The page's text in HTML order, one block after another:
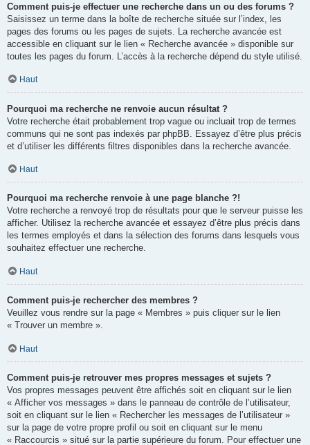
Comment puis-je effectuer une recherche dans un ou des forums ?
Saisissez un terme dans la boîte de recherche située sur l’index, les
pages des forums ou les pages de sujets. La recherche avancée est
accessible en cliquant sur le lien « Recherche avancée » disponible sur
toutes les pages du forum. L’accès à la recherche dépend du style utilisé.
Haut
Pourquoi ma recherche ne renvoie aucun résultat ?
Votre recherche était probablement trop vague ou incluait trop de termes
communs qui ne sont pas indexés par phpBB. Essayez d’être plus précis
et d’utiliser les différents filtres disponibles dans la recherche avancée.
Haut
Pourquoi ma recherche renvoie à une page blanche ?!
Votre recherche a renvoyé trop de résultats pour que le serveur puisse les
afficher. Utilisez la recherche avancée et essayez d’être plus précis dans
les termes employés et dans la sélection des forums dans lesquels vous
souhaitez effectuer une recherche.
Haut
Comment puis-je rechercher des membres ?
Veuillez vous rendre sur la page « Membres » puis cliquer sur le lien
« Trouver un membre ».
Haut
Comment puis-je retrouver mes propres messages et sujets ?
Vos propres messages peuvent être affichés soit en cliquant sur le lien
« Afficher vos messages » dans le panneau de contrôle de l’utilisateur,
soit en cliquant sur le lien « Rechercher les messages de l’utilisateur »
sur la page de votre propre profil ou soit en cliquant sur le menu
« Raccourcis » situé sur la partie supérieure du forum. Pour effectuer une